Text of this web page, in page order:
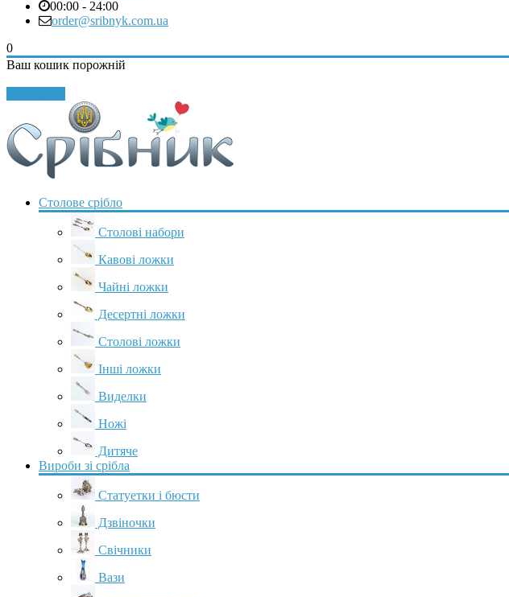
00:00 - 24:00
order@sribnyk.com.ua
0
Ваш кошик порожній
Столове срібло
Столові набори
Кавові ложки
Чайні ложки
Десертні ложки
Столові ложки
Інші ложки
Виделки
Ножі
Дитяче
Вироби зі срібла
Статуетки і бюсти
Дзвіночки
Свічники
Вази